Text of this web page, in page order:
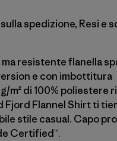
spedizione, Resi e
resistente flanella
e con imbottitura
m² di 100% poliestere
Flannel Shirt ti
stile casual. Capo
Certified™.